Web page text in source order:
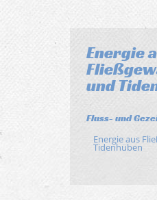
Energie
und
Fluss- und
Energie aus
Tidenhüben